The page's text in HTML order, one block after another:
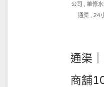
公司 , 維修
通渠 , 24
通渠
商舖